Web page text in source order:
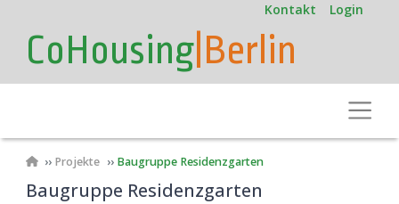
Inhaltaccount
menu
Kontakt Login
CoHousing |Berlin
Pfadnavigation
Projekte Baugruppe Residenzgarten
Baugruppe Residenzgarten